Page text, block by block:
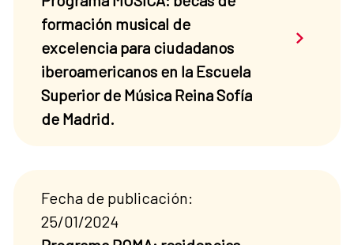
formación musical de
excelencia para ciudadanos
iberoamericanos en la Escuela
Superior de Música Reina Sofía
de Madrid.
Saber
Fecha de publicación:
25/01/2024